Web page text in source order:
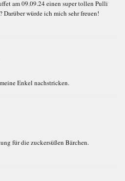
am 09.09.24 einen super tollen Pulli
würde ich mich sehr freuen!
Enkel nachstricken.
für die zuckersüßen Bärchen.